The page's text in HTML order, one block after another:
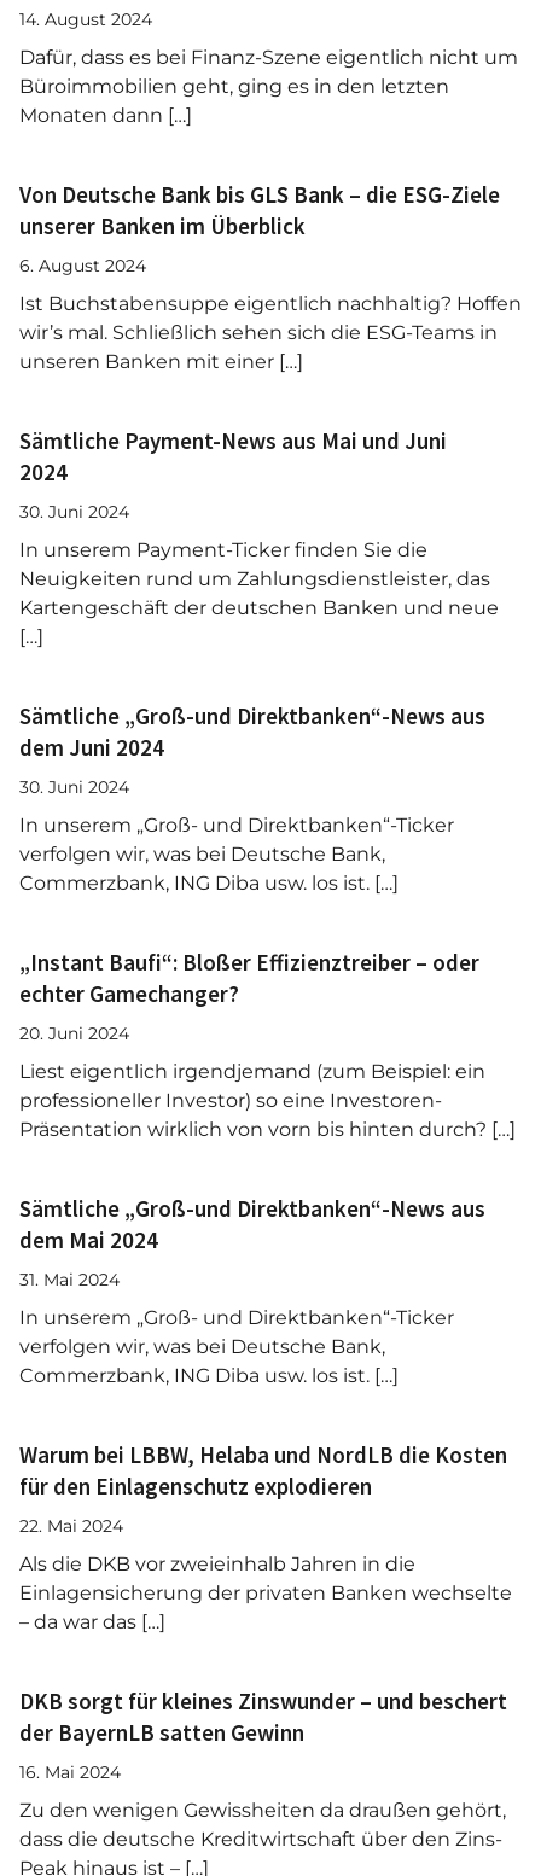
14. August 2024
Dafür, dass es bei Finanz-Szene eigentlich nicht um
Büroimmobilien geht, ging es in den letzten
Monaten dann […]
Von Deutsche Bank bis GLS Bank – die ESG-Ziele
unserer Banken im Überblick
6. August 2024
Ist Buchstabensuppe eigentlich nachhaltig? Hoffen
wir’s mal. Schließlich sehen sich die ESG-Teams in
unseren Banken mit einer […]
Sämtliche Payment-News aus Mai und Juni
2024
30. Juni 2024
In unserem Payment-Ticker finden Sie die
Neuigkeiten rund um Zahlungsdienstleister, das
Kartengeschäft der deutschen Banken und neue
[…]
Sämtliche „Groß-und Direktbanken“-News aus
dem Juni 2024
30. Juni 2024
In unserem „Groß- und Direktbanken“-Ticker
verfolgen wir, was bei Deutsche Bank,
Commerzbank, ING Diba usw. los ist. […]
„Instant Baufi“: Bloßer Effizienztreiber – oder
echter Gamechanger?
20. Juni 2024
Liest eigentlich irgendjemand (zum Beispiel: ein
professioneller Investor) so eine Investoren-
Präsentation wirklich von vorn bis hinten durch? […]
Sämtliche „Groß-und Direktbanken“-News aus
dem Mai 2024
31. Mai 2024
In unserem „Groß- und Direktbanken“-Ticker
verfolgen wir, was bei Deutsche Bank,
Commerzbank, ING Diba usw. los ist. […]
Warum bei LBBW, Helaba und NordLB die Kosten
für den Einlagenschutz explodieren
22. Mai 2024
Als die DKB vor zweieinhalb Jahren in die
Einlagensicherung der privaten Banken wechselte
– da war das […]
DKB sorgt für kleines Zinswunder – und beschert
der BayernLB satten Gewinn
16. Mai 2024
Zu den wenigen Gewissheiten da draußen gehört,
dass die deutsche Kreditwirtschaft über den Zins-
Peak hinaus ist – […]